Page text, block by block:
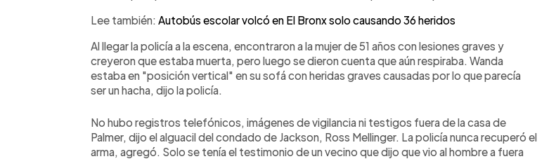
Lee también: Autobús escolar volcó en El Bronx solo causando 36 heridos
Al llegar la policía a la escena, encontraron a la mujer de 51 años con lesiones graves y
creyeron que estaba muerta, pero luego se dieron cuenta que aún respiraba. Wanda
estaba en "posición vertical" en su sofá con heridas graves causadas por lo que parecía
ser un hacha, dijo la policía.
No hubo registros telefónicos, imágenes de vigilancia ni testigos fuera de la casa de
Palmer, dijo el alguacil del condado de Jackson, Ross Mellinger. La policía nunca recuperó el
arma, agregó. Solo se tenía el testimonio de un vecino que dijo que vio al hombre a fuera